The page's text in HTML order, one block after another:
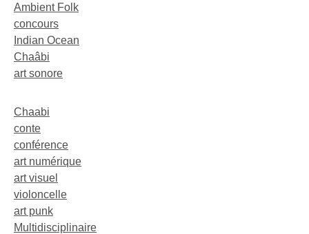
Ambient Folk
concours
Indian Ocean
Chaâbi
art sonore
Chaabi
conte
conférence
art numérique
art visuel
violoncelle
art punk
Multidisciplinaire